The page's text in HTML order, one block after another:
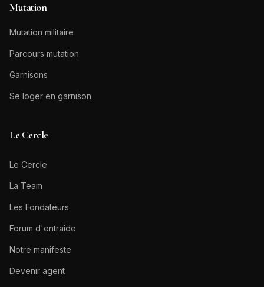
Mutation
Mutation militaire
Parcours mutation
Garnisons
Se loger en garnison
Le Cercle
Le Cercle
La Team
Les Fondateurs
Forum d'entraide
Notre manifeste
Devenir agent